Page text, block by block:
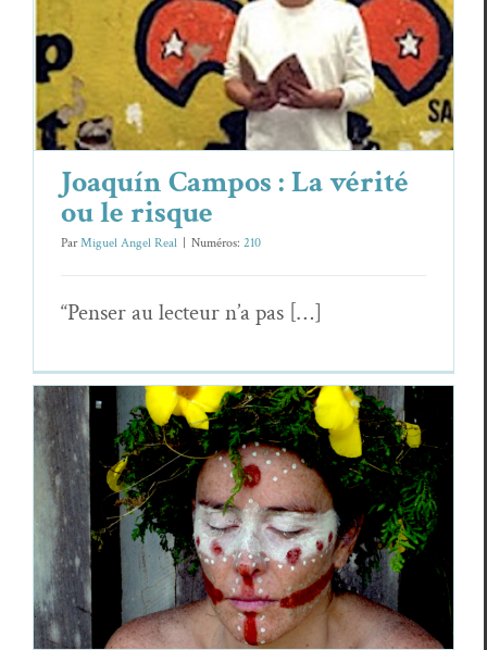
Joaquín Campos : La vérité ou le risque
Essais & Chroniques Joaquín Cam­pos
Joaquín Campos : La vérité
ou le risque
ParMiguel Angel Real | Numéros: 210
“Penser au lecteur n’a pas […]
Dans mon ventre il y a une forêt — la
performance comme état d’être
Essais & Chroniques Stéphanie Lemon­nier